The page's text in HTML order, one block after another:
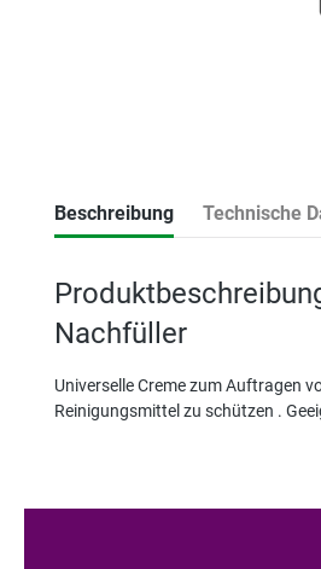
Beschreibung Technische
Nachfüller
Universelle Creme zum Auftragen
Reinigungsmittel zu schützen .